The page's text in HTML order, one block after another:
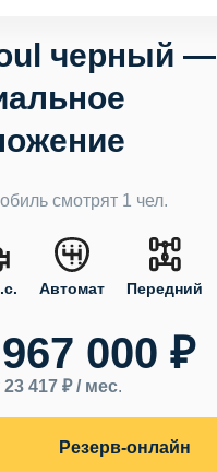
черный —
смотрят 1 чел.
Автомат Передний
000 ₽
23 417 ₽ / мес.
Резерв-онлайн